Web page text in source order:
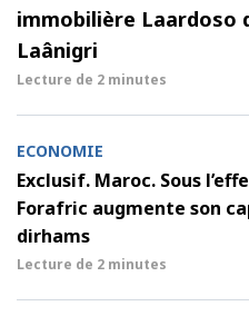
immobilière Laardoso
Laânigri
Lecture de 2 minutes
ECONOMIE
Exclusif. Maroc. Sous
Forafric augmente son
dirhams
Lecture de 2 minutes